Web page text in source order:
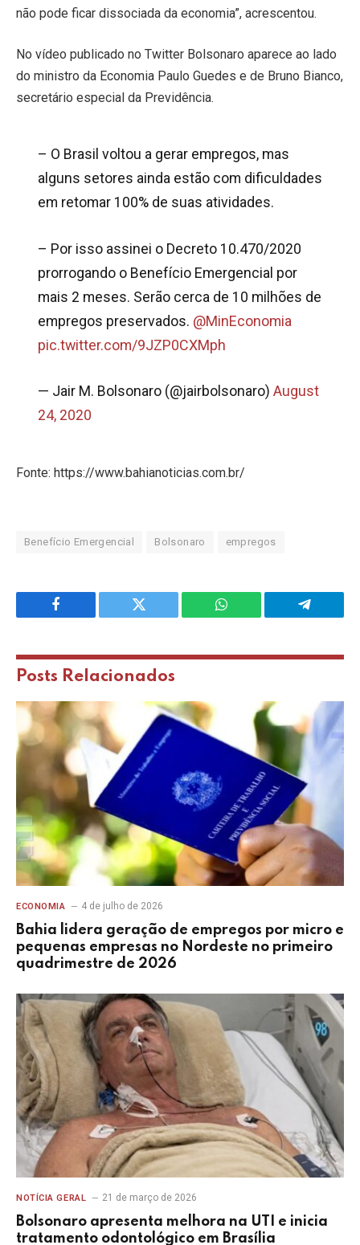
não pode ficar dissociada da economia”, acrescentou.
No vídeo publicado no Twitter Bolsonaro aparece ao lado
do ministro da Economia Paulo Guedes e de Bruno Bianco,
secretário especial da Previdência.
– O Brasil voltou a gerar empregos, mas
alguns setores ainda estão com dificuldades
em retomar 100% de suas atividades.
– Por isso assinei o Decreto 10.470/2020
prorrogando o Benefício Emergencial por
mais 2 meses. Serão cerca de 10 milhões de
empregos preservados. @MinEconomia
pic.twitter.com/9JZP0CXMph
— Jair M. Bolsonaro (@jairbolsonaro) August
24, 2020
Fonte: https://www.bahianoticias.com.br/
Benefício Emergencial Bolsonaro empregos
Facebook Twitter WhatsApp Telegram
Posts Relacionados
ECONOMIA 4 de julho de 2026
Bahia lidera geração de empregos por micro e
pequenas empresas no Nordeste no primeiro
quadrimestre de 2026
NOTÍCIA GERAL 21 de março de 2026
Bolsonaro apresenta melhora na UTI e inicia
tratamento odontológico em Brasília